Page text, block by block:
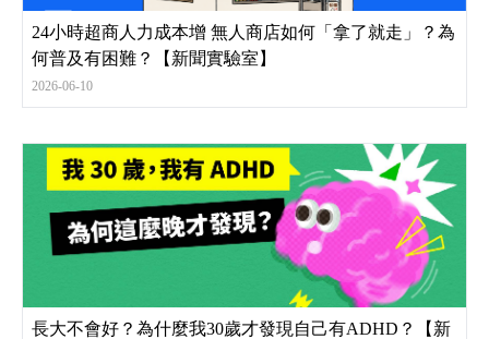
24小時超商人力成本增 無人商店如何「拿了就走」？為
何普及有困難？【新聞實驗室】
2026-06-10
長大不會好？為什麼我30歲才發現自己有ADHD？【新